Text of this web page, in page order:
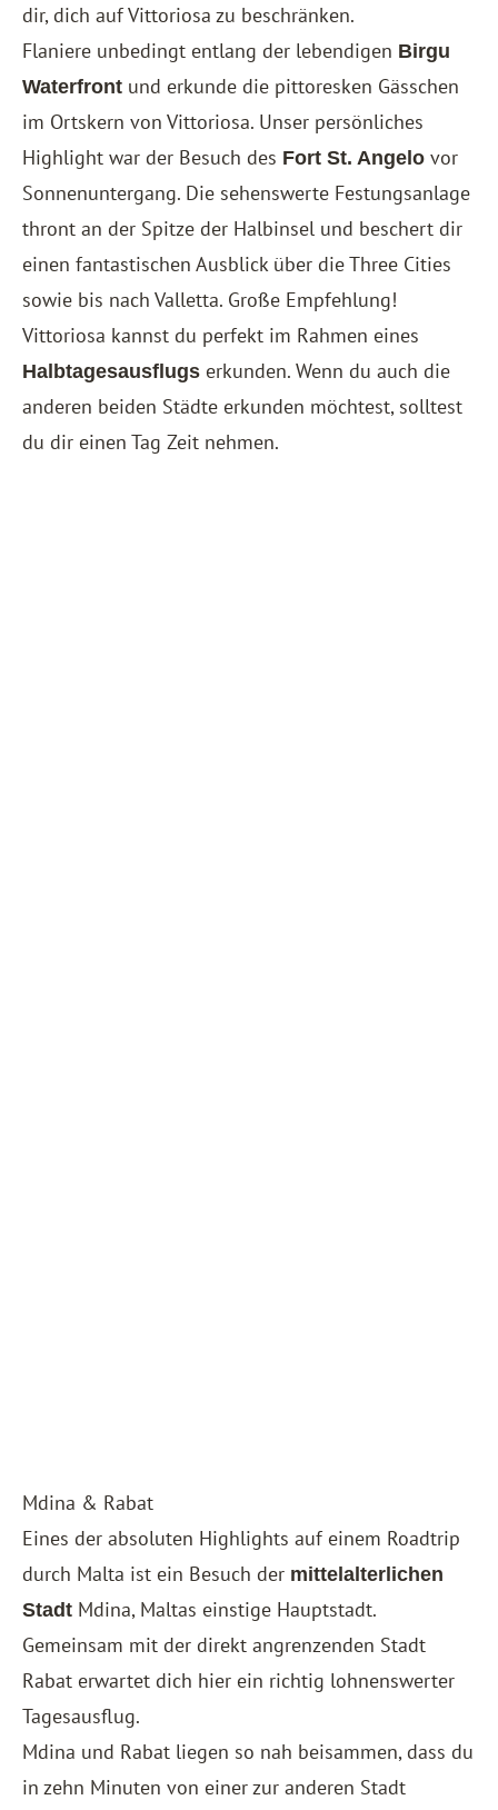
dir, dich auf Vittoriosa zu beschränken.
Flaniere unbedingt entlang der lebendigen Birgu
Waterfront und erkunde die pittoresken Gässchen
im Ortskern von Vittoriosa. Unser persönliches
Highlight war der Besuch des Fort St. Angelo vor
Sonnenuntergang. Die sehenswerte Festungsanlage
thront an der Spitze der Halbinsel und beschert dir
einen fantastischen Ausblick über die Three Cities
sowie bis nach Valletta. Große Empfehlung!
Vittoriosa kannst du perfekt im Rahmen eines
Halbtagesausflugs erkunden. Wenn du auch die
anderen beiden Städte erkunden möchtest, solltest
du dir einen Tag Zeit nehmen.
Mdina & Rabat
Eines der absoluten Highlights auf einem Roadtrip
durch Malta ist ein Besuch der mittelalterlichen
Stadt Mdina, Maltas einstige Hauptstadt.
Gemeinsam mit der direkt angrenzenden Stadt
Rabat erwartet dich hier ein richtig lohnenswerter
Tagesausflug.
Mdina und Rabat liegen so nah beisammen, dass du
in zehn Minuten von einer zur anderen Stadt